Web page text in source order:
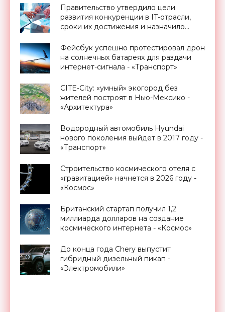
«Смартфоны»
Правительство утвердило цели
развития конкуренции в IT-отрасли,
сроки их достижения и назначило
Фейсбук успешно протестировал дрон
на солнечных батареях для раздачи
интернет-сигнала - «Транспорт»
CITE-City: «умный» экогород без
жителей построят в Нью-Мексико -
«Архитектура»
Водородный автомобиль Hyundai
нового поколения выйдет в 2017 году -
«Транспорт»
Строительство космического отеля с
«гравитацией» начнется в 2026 году -
«Космос»
Британский стартап получил 1,2
миллиарда долларов на создание
космического интернета - «Космос»
До конца года Chery выпустит
гибридный дизельный пикап -
«Электромобили»